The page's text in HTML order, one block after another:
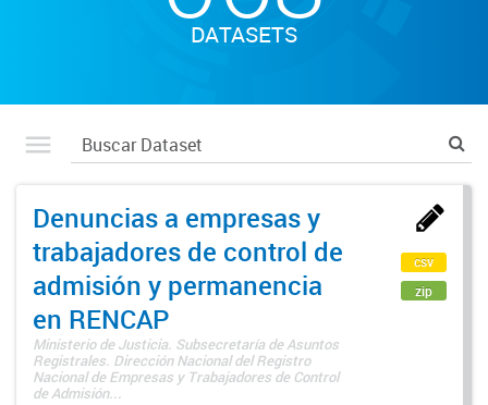
DATASETS
Denuncias a empresas y
trabajadores de control de
admisión y permanencia
en RENCAP
Ministerio de Justicia. Subsecretaría de Asuntos
Registrales. Dirección Nacional del Registro
Nacional de Empresas y Trabajadores de Control
de Admisión...
csv
zip